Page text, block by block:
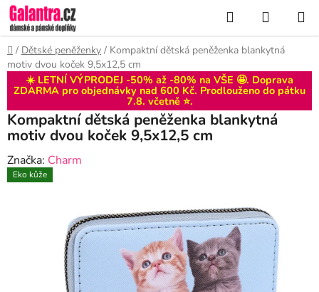
Přejít
na
obsah
Hledat
KOŠÍK
Domů
/ Dětské peněženky / Kompaktní dětská peněženka blankytná
motiv dvou koček 9,5x12,5 cm
☀️ LETNÍ VÝPRODEJ -50% až -80% na VŠE 🤩. Doprava
ZDARMA pro objednávky nad 600 Kč. Prodlouženo do pátku
7.8. včetně ⭐.
Kompaktní dětská peněženka blankytná
motiv dvou koček 9,5x12,5 cm
Značka: Charm
Eko kůže